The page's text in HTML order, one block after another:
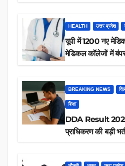
HEALTH उत्तर प्रदेश
यूपी में 1200 नए
मेडिकल कॉलेजों में
BREAKING NEWS
शिक्षा
DDA Result 2026
प्राधिकरण की बड़ी